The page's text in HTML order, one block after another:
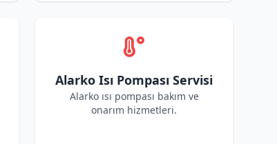
Alarko Isı Pompası Servisi
Alarko ısı pompası bakım ve
onarım hizmetleri.